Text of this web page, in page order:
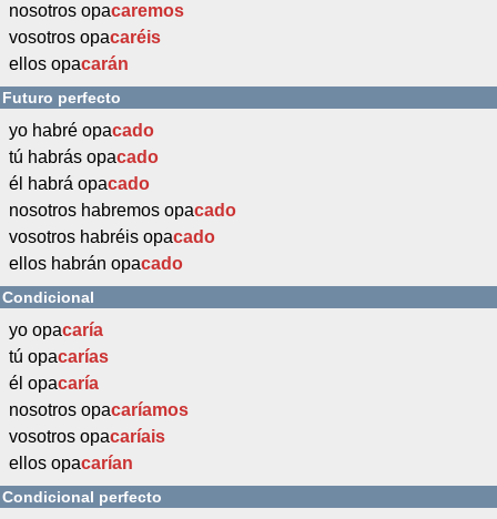
nosotros opacaremos
vosotros opacaréis
ellos opacarán
Futuro perfecto
yo habré opacado
tú habrás opacado
él habrá opacado
nosotros habremos opacado
vosotros habréis opacado
ellos habrán opacado
Condicional
yo opacaría
tú opacarías
él opacaría
nosotros opacaríamos
vosotros opacaríais
ellos opacarían
Condicional perfecto